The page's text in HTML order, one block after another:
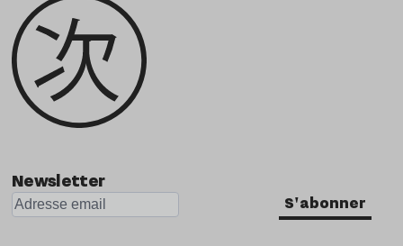
Newsletter
S'abonner